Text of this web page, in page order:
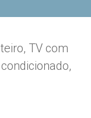
TV com